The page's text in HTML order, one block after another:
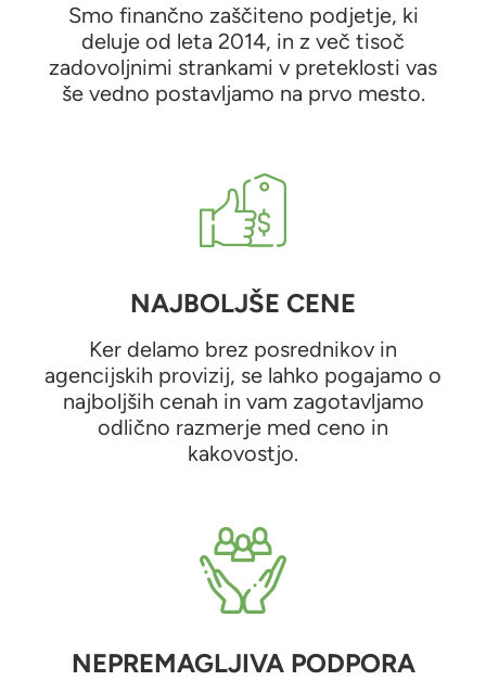
Smo finančno zaščiteno podjetje, ki
deluje od leta 2014, in z več tisoč
zadovoljnimi strankami v preteklosti vas
še vedno postavljamo na prvo mesto.
NAJBOLJŠE CENE
Ker delamo brez posrednikov in
agencijskih provizij, se lahko pogajamo o
najboljših cenah in vam zagotavljamo
odlično razmerje med ceno in
kakovostjo.
NEPREMAGLJIVA PODPORA